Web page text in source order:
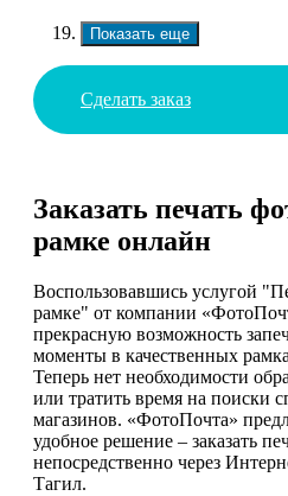
Показать еще
Сделать заказ
Заказать печать
рамке онлайн
Воспользовавшись услугой
рамке" от компании
прекрасную возможность
моменты в качественных
Теперь нет необходимости
или тратить время на поиски
магазинов. «ФотоПочта»
удобное решение – заказать
непосредственно через
Тагил.